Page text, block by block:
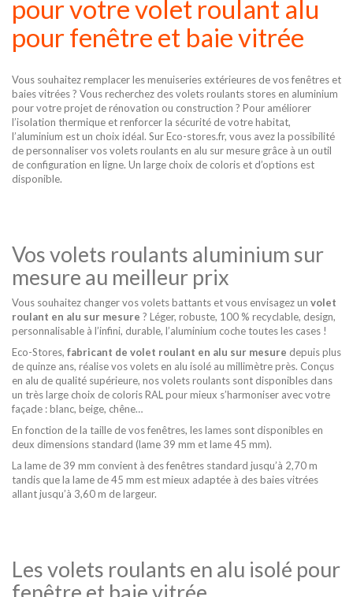
pour votre volet roulant alu
pour fenêtre et baie vitrée
Vous souhaitez remplacer les menuiseries extérieures de vos fenêtres et
baies vitrées ? Vous recherchez desvolets roulants stores en aluminium
pour votre projet de rénovation ou construction ? Pour améliorer
l’isolation thermique et renforcer la sécurité de votre habitat,
l’aluminium est un choix idéal. Sur Eco-stores.fr, vous avez la possibilité
de personnaliser vos volets roulants en alu sur mesure grâce à un outil
de configuration en ligne. Un large choix de coloris et d’options est
disponible.
Vos volets roulants aluminium sur
mesure au meilleur prix
Vous souhaitez changer vos volets battants et vous envisagez un volet
roulant en alu sur mesure ? Léger, robuste, 100 % recyclable, design,
personnalisable à l’infini, durable, l’aluminium coche toutes les cases !
Eco-Stores, fabricant de volet roulant en alu sur mesure depuis plus
de quinze ans, réalise vos volets en alu isolé au millimètre près. Conçus
en alu de qualité supérieure, nos volets roulants sont disponibles dans
un très large choix de coloris RAL pour mieux s’harmoniser avec votre
façade : blanc, beige, chêne…
En fonction de la taille de vos fenêtres, les lames sont disponibles en
deux dimensions standard (lame 39 mm et lame 45 mm).
La lame de 39 mm convient à des fenêtres standard jusqu’à 2,70 m
tandis que la lame de 45 mm est mieux adaptée à des baies vitrées
allant jusqu’à 3,60 m de largeur.
Les volets roulants en alu isolé pour